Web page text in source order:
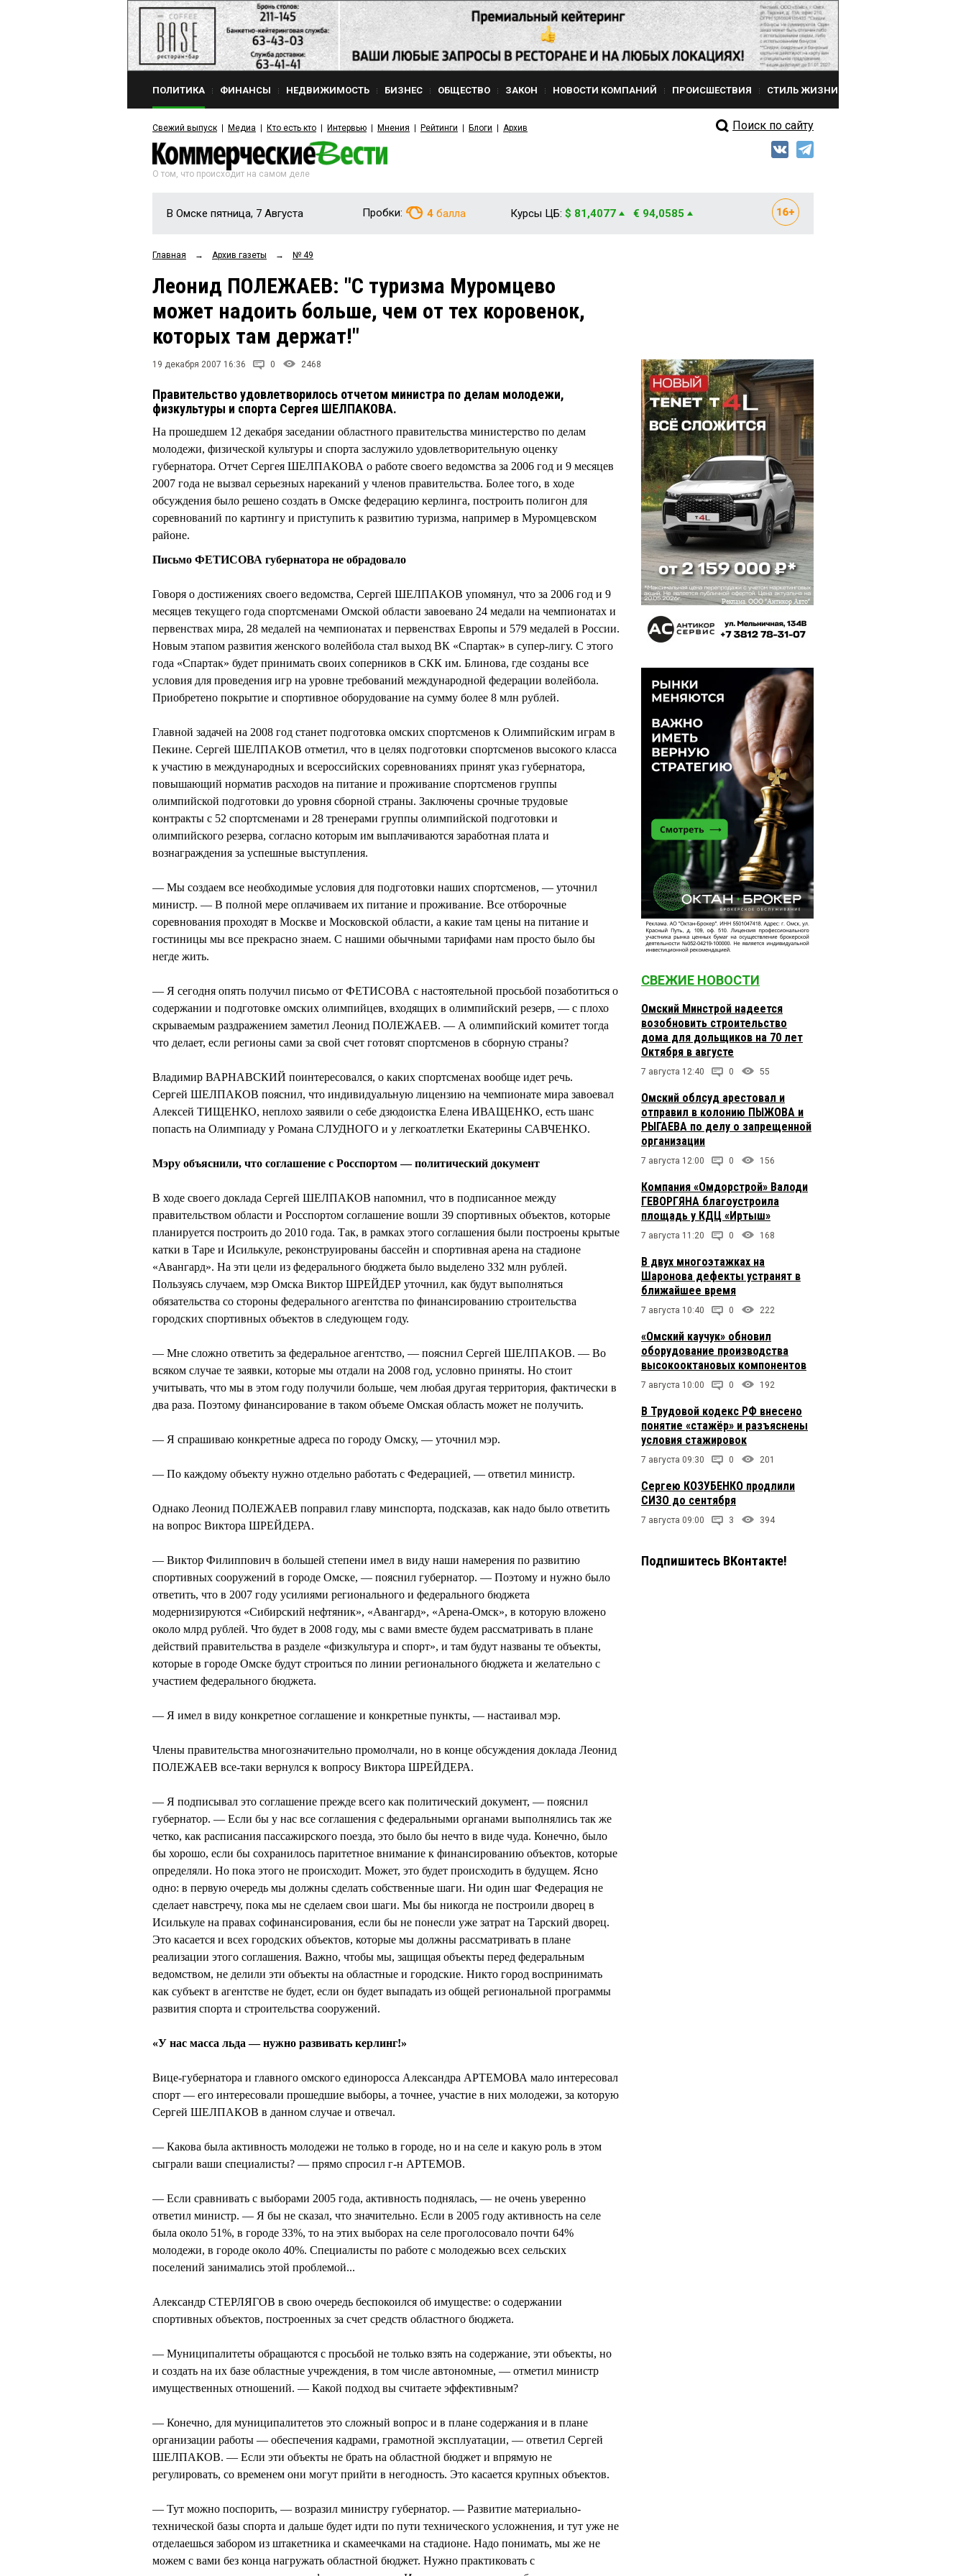
ПОЛИТИКА ФИНАНСЫ НЕДВИЖИМОСТЬ БИЗНЕС ОБЩЕСТВО ЗАКОН НОВОСТИ КОМПАНИЙ ПРОИСШЕСТВИЯ СТИЛЬ ЖИЗНИ
Свежий выпуск Медиа Кто есть кто Интервью Мнения Рейтинги Блоги Архив Поиск по сайту
О том, что происходит на самом деле
В Омске пятница, 7 Августа Пробки: 4 балла Курсы ЦБ: $ 81,4077 € 94,0585
Главная → Архив газеты → № 49
Леонид ПОЛЕЖАЕВ: "С туризма Муромцево
может надоить больше, чем от тех коровенок,
которых там держат!"
19 декабря 2007 16:36 0 2468
Правительство удовлетворилось отчетом министра по делам молодежи,
физкультуры и спорта Сергея ШЕЛПАКОВА.
На прошедшем 12 декабря заседании областного правительства министерство по делам
молодежи, физической культуры и спорта заслужило удовлетворительную оценку
губернатора. Отчет Сергея ШЕЛПАКОВА о работе своего ведомства за 2006 год и 9 месяцев
2007 года не вызвал серьезных нареканий у членов правительства. Более того, в ходе
обсуждения было решено создать в Омске федерацию керлинга, построить полигон для
соревнований по картингу и приступить к развитию туризма, например в Муромцевском
районе.
Письмо ФЕТИСОВА губернатора не обрадовало
Говоря о достижениях своего ведомства, Сергей ШЕЛПАКОВ упомянул, что за 2006 год и 9
месяцев текущего года спортсменами Омской области завоевано 24 медали на чемпионатах и
первенствах мира, 28 медалей на чемпионатах и первенствах Европы и 579 медалей в России.
Новым этапом развития женского волейбола стал выход ВК «Спартак» в супер-лигу. С этого
года «Спартак» будет принимать своих соперников в СКК им. Блинова, где созданы все
условия для проведения игр на уровне требований международной федерации волейбола.
Приобретено покрытие и спортивное оборудование на сумму более 8 млн рублей.
Главной задачей на 2008 год станет подготовка омских спортсменов к Олимпийским играм в
Пекине. Сергей ШЕЛПАКОВ отметил, что в целях подготовки спортсменов высокого класса
к участию в международных и всероссийских соревнованиях принят указ губернатора,
повышающий норматив расходов на питание и проживание спортсменов группы
олимпийской подготовки до уровня сборной страны. Заключены срочные трудовые
контракты с 52 спортсменами и 28 тренерами группы олимпийской подготовки и
олимпийского резерва, согласно которым им выплачиваются заработная плата и
вознаграждения за успешные выступления.
— Мы создаем все необходимые условия для подготовки наших спортсменов, — уточнил
министр. — В полной мере оплачиваем их питание и проживание. Все отборочные
соревнования проходят в Москве и Московской области, а какие там цены на питание и
гостиницы мы все прекрасно знаем. С нашими обычными тарифами нам просто было бы
негде жить.
— Я сегодня опять получил письмо от ФЕТИСОВА с настоятельной просьбой позаботиться о
содержании и подготовке омских олимпийцев, входящих в олимпийский резерв, — с плохо
скрываемым раздражением заметил Леонид ПОЛЕЖАЕВ. — А олимпийский комитет тогда
что делает, если регионы сами за свой счет готовят спортсменов в сборную страны?
Владимир ВАРНАВСКИЙ поинтересовался, о каких спортсменах вообще идет речь.
Сергей ШЕЛПАКОВ пояснил, что индивидуальную лицензию на чемпионате мира завоевал
Алексей ТИЩЕНКО, неплохо заявили о себе дзюдоистка Елена ИВАЩЕНКО, есть шанс
попасть на Олимпиаду у Романа СЛУДНОГО и у легкоатлетки Екатерины САВЧЕНКО.
Мэру объяснили, что соглашение с Росспортом — политический документ
В ходе своего доклада Сергей ШЕЛПАКОВ напомнил, что в подписанное между
правительством области и Росспортом соглашение вошли 39 спортивных объектов, которые
планируется построить до 2010 года. Так, в рамках этого соглашения были построены крытые
катки в Таре и Исилькуле, реконструированы бассейн и спортивная арена на стадионе
«Авангард». На эти цели из федерального бюджета было выделено 332 млн рублей.
Пользуясь случаем, мэр Омска Виктор ШРЕЙДЕР уточнил, как будут выполняться
обязательства со стороны федерального агентства по финансированию строительства
городских спортивных объектов в следующем году.
— Мне сложно ответить за федеральное агентство, — пояснил Сергей ШЕЛПАКОВ. — Во
всяком случае те заявки, которые мы отдали на 2008 год, условно приняты. Но стоит
учитывать, что мы в этом году получили больше, чем любая другая территория, фактически в
два раза. Поэтому финансирование в таком объеме Омская область может не получить.
— Я спрашиваю конкретные адреса по городу Омску, — уточнил мэр.
— По каждому объекту нужно отдельно работать с Федерацией, — ответил министр.
Однако Леонид ПОЛЕЖАЕВ поправил главу минспорта, подсказав, как надо было ответить
на вопрос Виктора ШРЕЙДЕРА.
— Виктор Филиппович в большей степени имел в виду наши намерения по развитию
спортивных сооружений в городе Омске, — пояснил губернатор. — Поэтому и нужно было
ответить, что в 2007 году усилиями регионального и федерального бюджета
модернизируются «Сибирский нефтяник», «Авангард», «Арена-Омск», в которую вложено
около млрд рублей. Что будет в 2008 году, мы с вами вместе будем рассматривать в плане
действий правительства в разделе «физкультура и спорт», и там будут названы те объекты,
которые в городе Омске будут строиться по линии регионального бюджета и желательно с
участием федерального бюджета.
— Я имел в виду конкретное соглашение и конкретные пункты, — настаивал мэр.
Члены правительства многозначительно промолчали, но в конце обсуждения доклада Леонид
ПОЛЕЖАЕВ все-таки вернулся к вопросу Виктора ШРЕЙДЕРА.
— Я подписывал это соглашение прежде всего как политический документ, — пояснил
губернатор. — Если бы у нас все соглашения с федеральными органами выполнялись так же
четко, как расписания пассажирского поезда, это было бы нечто в виде чуда. Конечно, было
бы хорошо, если бы сохранилось паритетное внимание к финансированию объектов, которые
определяли. Но пока этого не происходит. Может, это будет происходить в будущем. Ясно
одно: в первую очередь мы должны сделать собственные шаги. Ни один шаг Федерация не
сделает навстречу, пока мы не сделаем свои шаги. Мы бы никогда не построили дворец в
Исилькуле на правах софинансирования, если бы не понесли уже затрат на Тарский дворец.
Это касается и всех городских объектов, которые мы должны рассматривать в плане
реализации этого соглашения. Важно, чтобы мы, защищая объекты перед федеральным
ведомством, не делили эти объекты на областные и городские. Никто город воспринимать
как субъект в агентстве не будет, если он будет выпадать из общей региональной программы
развития спорта и строительства сооружений.
«У нас масса льда — нужно развивать керлинг!»
Вице-губернатора и главного омского единоросса Александра АРТЕМОВА мало интересовал
спорт — его интересовали прошедшие выборы, а точнее, участие в них молодежи, за которую
Сергей ШЕЛПАКОВ в данном случае и отвечал.
— Какова была активность молодежи не только в городе, но и на селе и какую роль в этом
сыграли ваши специалисты? — прямо спросил г-н АРТЕМОВ.
— Если сравнивать с выборами 2005 года, активность поднялась, — не очень уверенно
ответил министр. — Я бы не сказал, что значительно. Если в 2005 году активность на селе
была около 51%, в городе 33%, то на этих выборах на селе проголосовало почти 64%
молодежи, в городе около 40%. Специалисты по работе с молодежью всех сельских
поселений занимались этой проблемой...
Александр СТЕРЛЯГОВ в свою очередь беспокоился об имуществе: о содержании
спортивных объектов, построенных за счет средств областного бюджета.
— Муниципалитеты обращаются с просьбой не только взять на содержание, эти объекты, но
и создать на их базе областные учреждения, в том числе автономные, — отметил министр
имущественных отношений. — Какой подход вы считаете эффективным?
— Конечно, для муниципалитетов это сложный вопрос и в плане содержания и в плане
организации работы — обеспечения кадрами, грамотной эксплуатации, — ответил Сергей
ШЕЛПАКОВ. — Если эти объекты не брать на областной бюджет и впрямую не
регулировать, со временем они могут прийти в негодность. Это касается крупных объектов.
— Тут можно поспорить, — возразил министру губернатор. — Развитие материально-
технической базы спорта и дальше будет идти по пути технического усложнения, и тут уже не
отделаешься забором из штакетника и скамеечками на стадионе. Надо понимать, мы же не
можем с вами без конца нагружать областной бюджет. Нужно практиковать с
СВЕЖИЕ НОВОСТИ
Омский Минстрой надеется
возобновить строительство
дома для дольщиков на 70 лет
Октября в августе
7 августа 12:40 0 55
Омский облсуд арестовал и
отправил в колонию ПЫЖОВА и
РЫГАЕВА по делу о запрещенной
организации
7 августа 12:00 0 156
Компания «Омдорстрой» Валоди
ГЕВОРГЯНА благоустроила
площадь у КДЦ «Иртыш»
7 августа 11:20 0 168
В двух многоэтажках на
Шаронова дефекты устранят в
ближайшее время
7 августа 10:40 0 222
«Омский каучук» обновил
оборудование производства
высокооктановых компонентов
7 августа 10:00 0 192
В Трудовой кодекс РФ внесено
понятие «стажёр» и разъяснены
условия стажировок
7 августа 09:30 0 201
Сергею КОЗУБЕНКО продлили
СИЗО до сентября
7 августа 09:00 3 394
Подпишитесь ВКонтакте!